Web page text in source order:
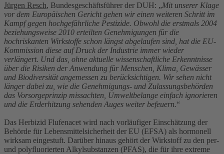
Jürgen Resch, Bundesgeschäftsführer der DUH: „Mit unserer Klage
vor dem Europäischen Gericht gehen wir einen weiteren Schritt im
Kampf gegen hochgefährliche Pestizide. Obwohl die erstmals 2004
beziehungsweise 2010 erteilten Genehmigungen für die
hochriskanten Wirkstoffe schon längst abgelaufen sind, hat die EU-
Kommission diese auf Druck der Industrie immer wieder
verlängert. Und das, ohne aktuelle wissenschaftliche Erkenntnisse
über die Risiken der Anwendung für Menschen, Klima, Gewässer
und Biodiversität angemessen zu berücksichtigen. Wir sehen nicht
länger dabei zu, wie die Genehmigungs- und Zulassungsbehörden
das Vorsorgeprinzip missachten, Umweltbelange einfach ignorieren
und die Erderhitzung sehenden Auges weiter befeuern.“
Das Herbizid Flufenacet wird nach vorläufiger Einschätzung der
Behörde für Lebensmittelsicherheit der EU (EFSA) als hormonell
wirksam eingestuft. Darüber hinaus gehört der Wirkstoff zu den per-
und polyfluorierten Alkylsubstanzen (PFAS), die für ihre extreme